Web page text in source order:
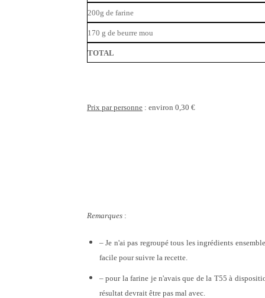
200g de farine
170 g de beurre mou
TOTAL
Prix par personne : environ 0,30 €
Remarques :
– Je n'ai pas regroupé tous les ingrédients
facile pour suivre la recette.
– pour la farine je n'avais que de la T55 à
résultat devrait être pas mal avec.